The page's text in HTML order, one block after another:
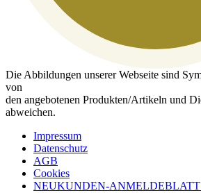
Die Abbildungen unserer Webseite sind
von
den angebotenen Produkten/Artikeln und
abweichen.
Impressum
Datenschutz
AGB
Cookies
NEUKUNDEN-ANMELDEBLATT